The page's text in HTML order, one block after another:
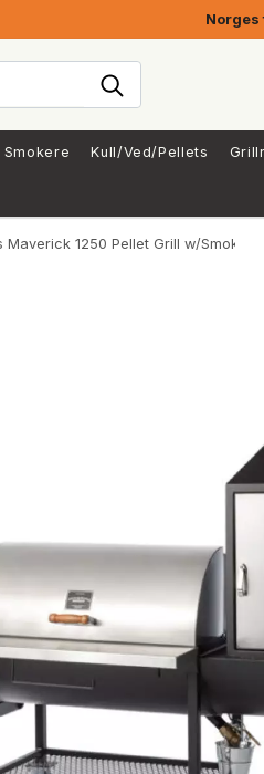
Kull/Ved/Pellets
1250 Pellet Grill w/Smoke